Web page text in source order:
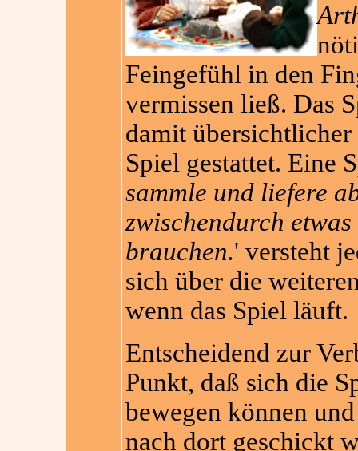
Feingefühl in den
vermissen ließ. Das
damit
Spiel gestattet. Eine
sammle und liefere
zwischendurch
brauchen.' versteht
sich über die
wenn das Spiel läuft.
Entscheidend zur
Punkt, daß sich die
bewegen können
nach dort geschickt